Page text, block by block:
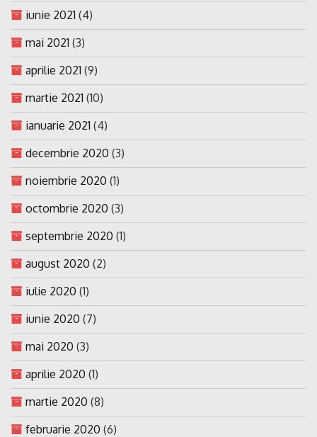
iunie 2021 (4)
mai 2021 (3)
aprilie 2021 (9)
martie 2021 (10)
ianuarie 2021 (4)
decembrie 2020 (3)
noiembrie 2020 (1)
octombrie 2020 (3)
septembrie 2020 (1)
august 2020 (2)
iulie 2020 (1)
iunie 2020 (7)
mai 2020 (3)
aprilie 2020 (1)
martie 2020 (8)
februarie 2020 (6)